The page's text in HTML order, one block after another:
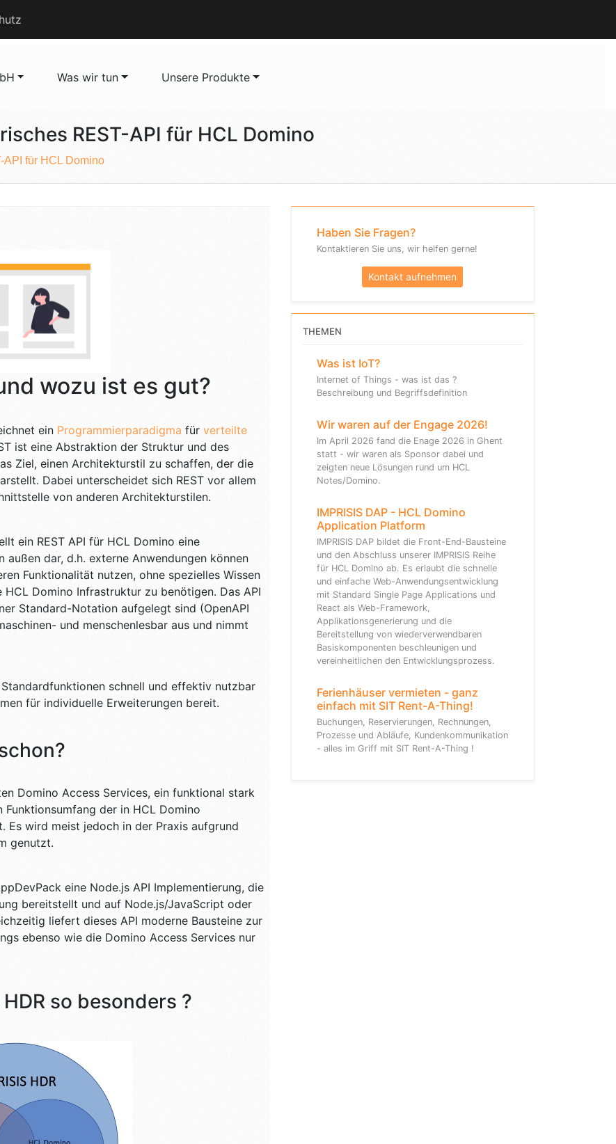
Was wir tun Unsere Produkte
REST-API für HCL Domino
API für HCL Domino
wozu ist es gut?
ein Programmierparadigma für verteilte
ist eine Abstraktion der Struktur und des
Ziel, einen Architekturstil zu schaffen, der die
Dabei unterscheidet sich REST vor allem
von anderen Architekturstilen.
ein REST API für HCL Domino eine
dar, d.h. externe Anwendungen können
Funktionalität nutzen, ohne spezielles Wissen
Domino Infrastruktur zu benötigen. Das API
Standard-Notation aufgelegt sind (OpenAPI
und menschenlesbar aus und nimmt
schnell und effektiv nutzbar
für individuelle Erweiterungen bereit.
Domino Access Services, ein funktional stark
Funktionsumfang der in HCL Domino
Es wird meist jedoch in der Praxis aufgrund
genutzt.
eine Node.js API Implementierung, die
bereitstellt und auf Node.js/JavaScript oder
liefert dieses API moderne Bausteine zur
ebenso wie die Domino Access Services nur
so besonders ?
Haben Sie Fragen?
Kontaktieren Sie uns, wir helfen gerne!
Kontakt aufnehmen
THEMEN
Was ist IoT?
Internet of Things - was ist das ?
Beschreibung und Begriffsdefinition
Wir waren auf der Engage 2026!
Im April 2026 fand die Enage 2026 in Ghent
statt - wir waren als Sponsor dabei und
zeigten neue Lösungen rund um HCL
Notes/Domino.
IMPRISIS DAP - HCL Domino
Application Platform
IMPRISIS DAP bildet die Front-End-Bausteine
und den Abschluss unserer IMPRISIS Reihe
für HCL Domino ab. Es erlaubt die schnelle
und einfache Web-Anwendungsentwicklung
mit Standard Single Page Applications und
React als Web-Framework,
Applikationsgenerierung und die
Bereitstellung von wiederverwendbaren
Basiskomponenten beschleunigen und
vereinheitlichen den Entwicklungsprozess.
Ferienhäuser vermieten - ganz
einfach mit SIT Rent-A-Thing!
Buchungen, Reservierungen, Rechnungen,
Prozesse und Abläufe, Kundenkommunikation
- alles im Griff mit SIT Rent-A-Thing !